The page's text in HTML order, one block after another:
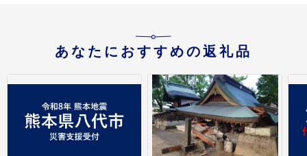
あなたにおすすめの返礼品